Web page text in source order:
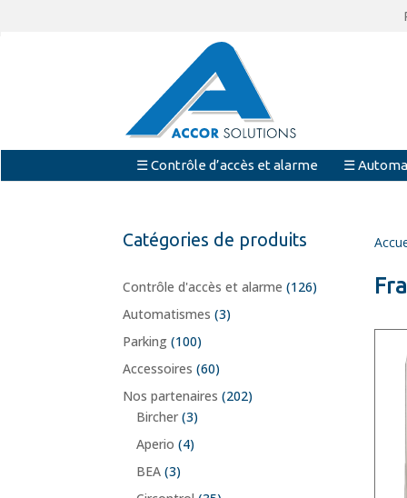
☰ Contrôle d’accès et alarme ☰
Catégories de produits
Contrôle d'accès et alarme (126)
Automatismes (3)
Parking (100)
Accessoires (60)
Nos partenaires (202)
Bircher (3)
Aperio (4)
BEA (3)